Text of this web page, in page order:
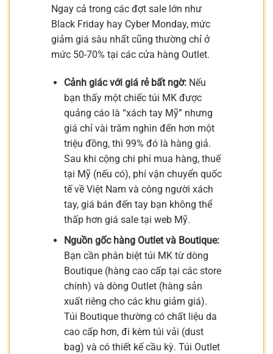
Ngay cả trong các đợt sale lớn như
Black Friday hay Cyber Monday, mức
giảm giá sâu nhất cũng thường chỉ ở
mức 50-70% tại các cửa hàng Outlet.
Cảnh giác với giá rẻ bất ngờ:Nếu
bạn thấy một chiếc túi MK được
quảng cáo là “xách tay Mỹ” nhưng
giá chỉ vài trăm nghìn đến hơn một
triệu đồng, thì 99% đó là hàng giả.
Sau khi cộng chi phí mua hàng, thuế
tại Mỹ (nếu có), phí vận chuyển quốc
tế về Việt Nam và công người xách
tay, giá bán đến tay bạn không thể
thấp hơn giá sale tại web Mỹ.
Nguồn gốc hàng Outlet và Boutique:
Bạn cần phân biệt túi MK từ dòng
Boutique (hàng cao cấp tại các store
chính) và dòng Outlet (hàng sản
xuất riêng cho các khu giảm giá).
Túi Boutique thường có chất liệu da
cao cấp hơn, đi kèm túi vải (dust
bag) và có thiết kế cầu kỳ. Túi Outlet